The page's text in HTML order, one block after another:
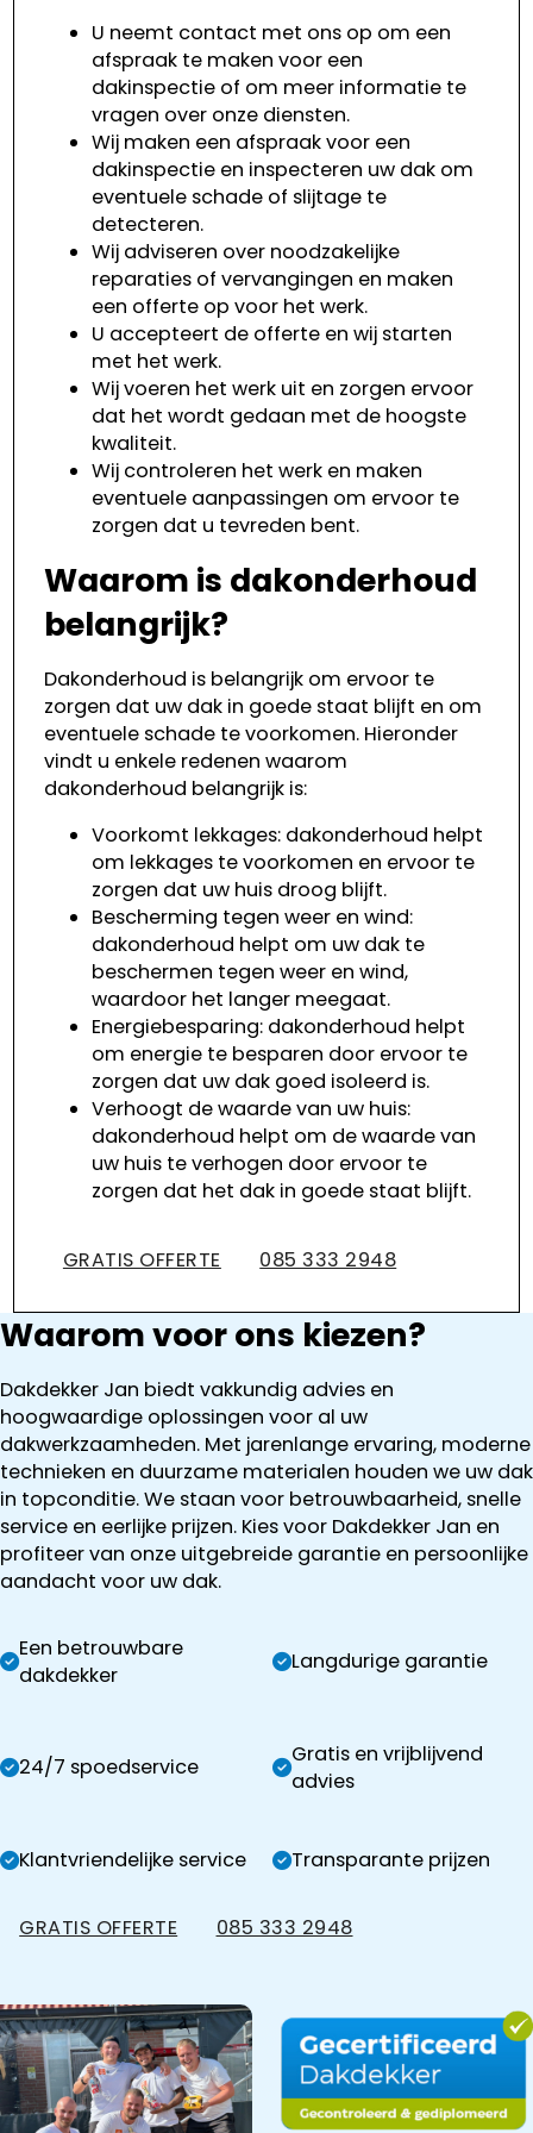
U neemt contact met ons op om een
afspraak te maken voor een
dakinspectie of om meer informatie te
vragen over onze diensten.
Wij maken een afspraak voor een
dakinspectie en inspecteren uw dak om
eventuele schade of slijtage te
detecteren.
Wij adviseren over noodzakelijke
reparaties of vervangingen en maken
een offerte op voor het werk.
U accepteert de offerte en wij starten
met het werk.
Wij voeren het werk uit en zorgen ervoor
dat het wordt gedaan met de hoogste
kwaliteit.
Wij controleren het werk en maken
eventuele aanpassingen om ervoor te
zorgen dat u tevreden bent.
Waarom is dakonderhoud
belangrijk?
Dakonderhoud is belangrijk om ervoor te
zorgen dat uw dak in goede staat blijft en om
eventuele schade te voorkomen. Hieronder
vindt u enkele redenen waarom
dakonderhoud belangrijk is:
Voorkomt lekkages: dakonderhoud helpt
om lekkages te voorkomen en ervoor te
zorgen dat uw huis droog blijft.
Bescherming tegen weer en wind:
dakonderhoud helpt om uw dak te
beschermen tegen weer en wind,
waardoor het langer meegaat.
Energiebesparing: dakonderhoud helpt
om energie te besparen door ervoor te
zorgen dat uw dak goed isoleerd is.
Verhoogt de waarde van uw huis:
dakonderhoud helpt om de waarde van
uw huis te verhogen door ervoor te
zorgen dat het dak in goede staat blijft.
GRATIS OFFERTE 085 333 2948
Waarom voor ons kiezen?
Dakdekker Jan biedt vakkundig advies en
hoogwaardige oplossingen voor al uw
dakwerkzaamheden. Met jarenlange ervaring, moderne
technieken en duurzame materialen houden we uw dak
in topconditie. We staan voor betrouwbaarheid, snelle
service en eerlijke prijzen. Kies voor Dakdekker Jan en
profiteer van onze uitgebreide garantie en persoonlijke
aandacht voor uw dak.
Een betrouwbare
dakdekker
Langdurige garantie
24/7 spoedservice
Gratis en vrijblijvend
advies
Klantvriendelijke service Transparante prijzen
GRATIS OFFERTE 085 333 2948